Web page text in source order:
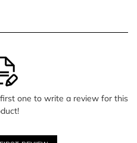
one to write a review for this